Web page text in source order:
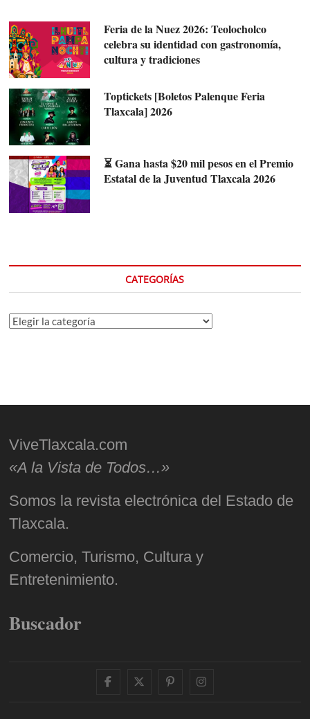
Feria de la Nuez 2026: Teolocholco
celebra su identidad con gastronomía,
cultura y tradiciones
Toptickets [Boletos Palenque Feria
Tlaxcala] 2026
⏳ Gana hasta $20 mil pesos en el Premio
Estatal de la Juventud Tlaxcala 2026
CATEGORÍAS
Categorías
ViveTlaxcala.com
«A la Vista de Todos…»
Somos la revista electrónica del Estado de
Tlaxcala.
Comercio, Turismo, Cultura y
Entretenimiento.
Buscador
facebooktwitter
pinterestinstagram